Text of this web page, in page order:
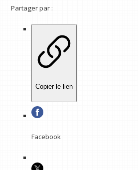
Partager par :
Copier le lien
Facebook